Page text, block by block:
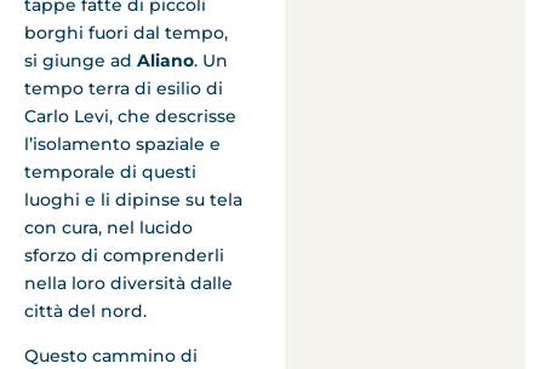
tappe fatte di piccoli
borghi fuori dal tempo,
si giunge ad Aliano. Un
tempo terra di esilio di
Carlo Levi, che descrisse
l’isolamento spaziale e
temporale di questi
luoghi e li dipinse su tela
con cura, nel lucido
sforzo di comprenderli
nella loro diversità dalle
città del nord.
Questo cammino di